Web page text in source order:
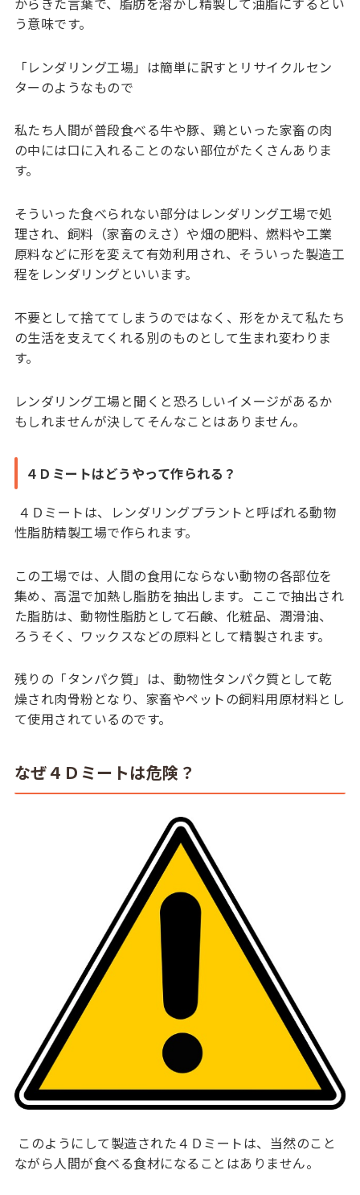
う意味です。
「レンダリング工場」は簡単に訳すとリサイクルセン
ターのようなもので
私たち人間が普段食べる牛や豚、鶏といった家畜の肉
の中には口に入れることのない部位がたくさんありま
す。
そういった食べられない部分はレンダリング工場で処
理され、飼料（家畜のえさ）や畑の肥料、燃料や工業
原料などに形を変えて有効利用され、そういった製造工
程をレンダリングといいます。
不要として捨ててしまうのではなく、形をかえて私たち
の生活を支えてくれる別のものとして生まれ変わりま
す。
レンダリング工場と聞くと恐ろしいイメージがあるか
もしれませんが決してそんなことはありません。
４Ｄミートはどうやって作られる？
４Ｄミートは、レンダリングプラントと呼ばれる動物
性脂肪精製工場で作られます。
この工場では、人間の食用にならない動物の各部位を
集め、高温で加熱し脂肪を抽出します。ここで抽出され
た脂肪は、動物性脂肪として石鹸、化粧品、潤滑油、
ろうそく、ワックスなどの原料として精製されます。
残りの「タンパク質」は、動物性タンパク質として乾
燥され肉骨粉となり、家畜やペットの飼料用原材料とし
て使用されているのです。
なぜ４Ｄミートは危険？
このようにして製造された４Ｄミートは、当然のこと
ながら人間が食べる食材になることはありません。